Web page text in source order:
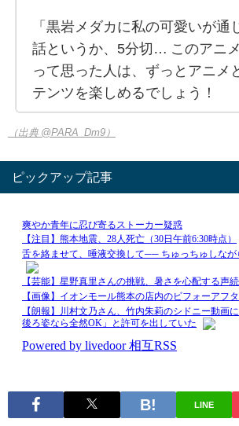
「黒岩メダカに私の可愛いが通
話というか、5分切… このアニ
って思った人は、ずっとアニメ
テンツを楽しめるでしょう！
（出典 @PARA_Dm9）
ピックアップ記事
LINE